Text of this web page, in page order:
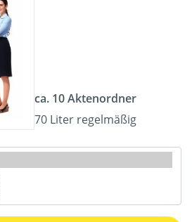
ca. 10 Aktenordner
70 Liter regelmäßig